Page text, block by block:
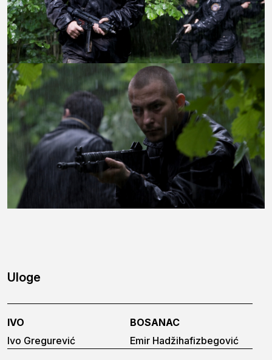
Uloge
IVO
Ivo Gregurević
BOSANAC
Emir Hadžihafizbegović